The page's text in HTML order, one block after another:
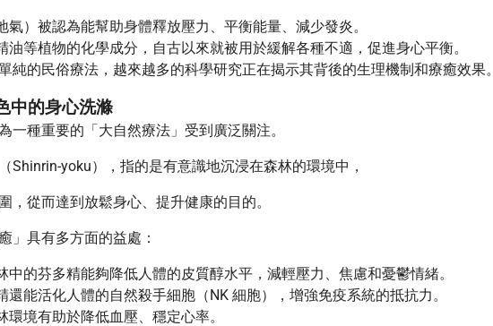
氣）被認為能幫助身體釋放壓力、平衡能量、減少發炎。
油等植物的化學成分，自古以來就被用於緩解各種不適，促進身心平衡。
純的民俗療法，越來越多的科學研究正在揭示其背後的生理機制和療癒效果。
中的身心洗滌
一種重要的「大自然療法」受到廣泛關注。
Shinrin-yoku），指的是有意識地沉浸在森林的環境中，
，從而達到放鬆身心、提升健康的目的。
」具有多方面的益處：
中的芬多精能夠降低人體的皮質醇水平，減輕壓力、焦慮和憂鬱情緒。
還能活化人體的自然殺手細胞（NK 細胞），增強免疫系統的抵抗力。
環境有助於降低血壓、穩定心率。